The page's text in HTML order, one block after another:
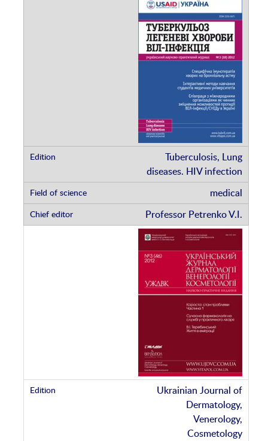
Tuberculosis, Lung
diseases. HIV infection
medical
Professor Petrenko V.I.
Ukrainian Journal of
Dermatology,
Venerology,
Cosmetology